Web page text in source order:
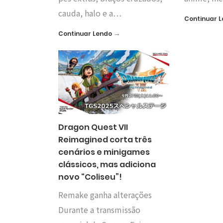
cauda, halo e a…
Continuar Lendo →
Continuar
Dragon Quest VII
Reimagined corta três
cenários e minigames
clássicos, mas adiciona
novo “Coliseu”!
Remake ganha alterações
Durante a transmissão